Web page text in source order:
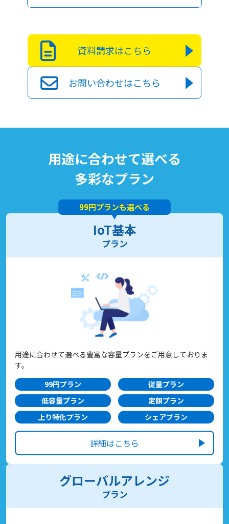
資料請求はこちら
お問い合わせはこちら
用途に合わせて選べる
多彩なプラン
99円プランも選べる
IoT基本
プラン
用途に合わせて選べる豊富な容量プランをご用意しておりま
す。
99円プラン
従量プラン
低容量プラン
定額プラン
上り特化プラン
シェアプラン
詳細はこちら
グローバルアレンジ
プラン